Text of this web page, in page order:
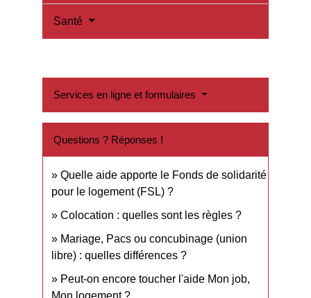
Santé
Services en ligne et formulaires
Questions ? Réponses !
Quelle aide apporte le Fonds de solidarité
pour le logement (FSL) ?
Colocation : quelles sont les règles ?
Mariage, Pacs ou concubinage (union
libre) : quelles différences ?
Peut-on encore toucher l'aide Mon job,
Mon logement ?